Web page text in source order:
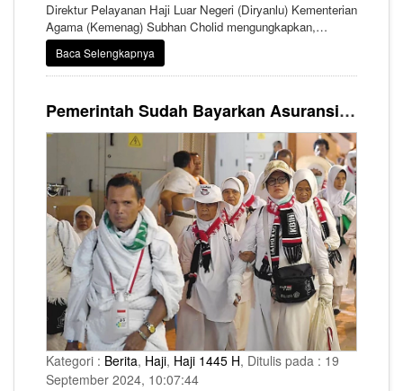
Direktur Pelayanan Haji Luar Negeri (Diryanlu) Kementerian
Agama (Kemenag) Subhan Cholid mengungkapkan,
terpilihnya Mashariq sebagai penyedia layanan haji
Indonesia di Arafah, Muzdalifah, dan Mina dilakukan
dengan beberapa pertimbangan.
Baca Selengkapnya
Pemerintah Sudah Bayarkan Asuransi Jiwa bagi 497 Jemaah Reguler yang Wafat pada Haji 2024
Kategori : Berita, Haji, Haji 1445 H, Ditulis pada : 19
September 2024, 10:07:44